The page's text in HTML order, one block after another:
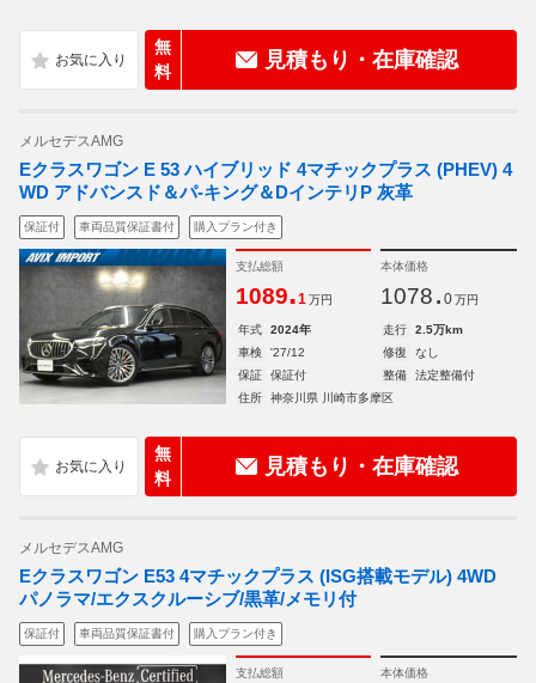
無
料
見積もり・在庫確認
メルセデスAMG
Eクラスワゴン E 53 ハイブリッド 4マチックプラス (PHEV) 4
WD アドバンスド＆パ-キング＆DインテリP 灰革
保証付 車両品質保証書付 購入プラン付き
支払総額
1089.1 万円
本体価格
1078. 0 万円
年式 2024年 走行
2.5万km
車検
'27/12 修復
なし
保証
保証付 整備
法定整備付
住所
神奈川県 川崎市多摩区
無
料
見積もり・在庫確認
メルセデスAMG
Eクラスワゴン E53 4マチックプラス (ISG搭載モデル) 4WD
パノラマ/エクスクルーシブ/黒革/メモリ付
保証付 車両品質保証書付 購入プラン付き
支払総額 本体価格